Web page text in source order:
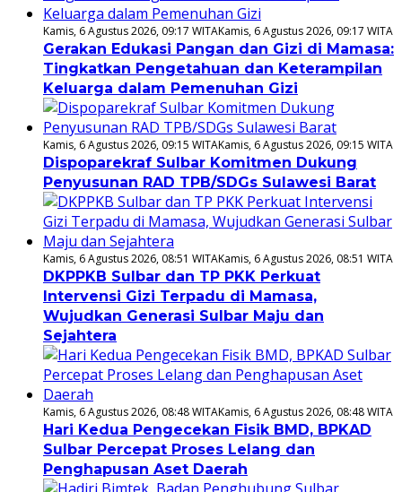
Kamis, 6 Agustus 2026, 09:17 WITAKamis, 6 Agustus 2026, 09:17 WITA
Gerakan Edukasi Pangan dan Gizi di Mamasa:
Tingkatkan Pengetahuan dan Keterampilan
Keluarga dalam Pemenuhan Gizi
Kamis, 6 Agustus 2026, 09:15 WITAKamis, 6 Agustus 2026, 09:15 WITA
Dispoparekraf Sulbar Komitmen Dukung
Penyusunan RAD TPB/SDGs Sulawesi Barat
Kamis, 6 Agustus 2026, 08:51 WITAKamis, 6 Agustus 2026, 08:51 WITA
DKPPKB Sulbar dan TP PKK Perkuat
Intervensi Gizi Terpadu di Mamasa,
Wujudkan Generasi Sulbar Maju dan
Sejahtera
Kamis, 6 Agustus 2026, 08:48 WITAKamis, 6 Agustus 2026, 08:48 WITA
Hari Kedua Pengecekan Fisik BMD, BPKAD
Sulbar Percepat Proses Lelang dan
Penghapusan Aset Daerah